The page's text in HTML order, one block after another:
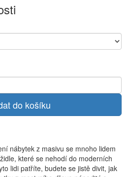
do košíku
nábytek z masivu se mnoho lidem
které se nehodí do moderních
lidi patříte, budete se jistě divit, jak